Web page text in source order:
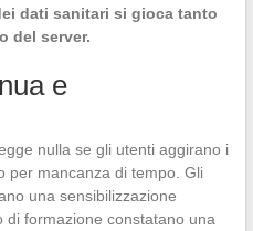
dati sanitari si gioca tanto
del server.
e
nulla se gli utenti aggirano i
per mancanza di tempo. Gli
una sensibilizzazione
di formazione constatano una